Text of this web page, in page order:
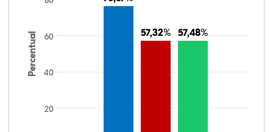
Percentual 57,32%
57,32% 57,48%
57,48%
20
40
60